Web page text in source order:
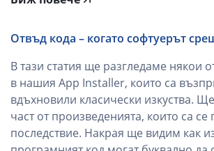
Отвъд кода – когато софтуерът
В тази статия ще разгледаме някои
в нашия App Installer, които са
вдъхновили класически изкуства.
част от произведенията, които са
последствие. Накрая ще видим как